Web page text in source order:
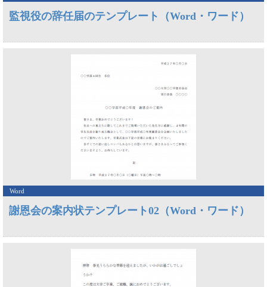
監視役の辞任届のテンプレート（Word・ワード）
Word
謝恩会の案内状テンプレート02（Word・ワード）